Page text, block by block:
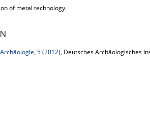
of metal technology.
5 (2012), Deutsches Archäologisches